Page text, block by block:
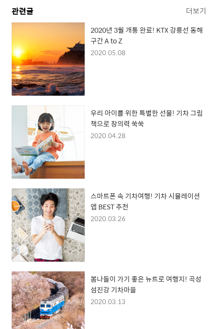
관련글 더보기
2020년 3월 개통 완료! KTX 강릉선 동해
구간 A to Z
2020.05.08
우리 아이를 위한 특별한 선물! 기차 그림
책으로 창의력 쑥쑥
2020.04.28
스마트폰 속 기차여행! 기차 시뮬레이션
앱 BEST 추천
2020.03.26
봄나들이 가기 좋은 뉴트로 여행지! 곡성
섬진강 기차마을
2020.03.13